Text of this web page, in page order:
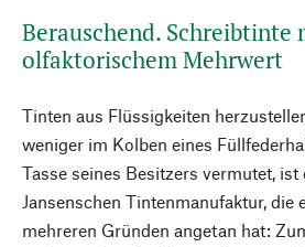
Berauschend. Schreibtinte
olfaktorischem Mehrwert
Tinten aus Flüssigkeiten
weniger im Kolben eines
Tasse seines Besitzers vermutet,
Jansenschen Tintenmanufaktur, die
mehreren Gründen angetan hat: